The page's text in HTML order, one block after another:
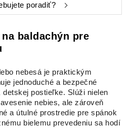
poradiť?
baldachýn pre
nebesá je praktickým
jednoduché a bezpečné
detskej postieľke. Slúži nielen
nebies, ale zároveň
a útulné prostredie pre spánok
bielemu prevedeniu sa hodí